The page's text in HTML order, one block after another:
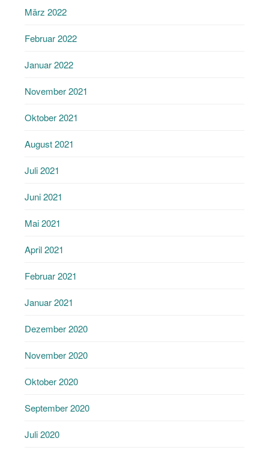
März 2022
Februar 2022
Januar 2022
November 2021
Oktober 2021
August 2021
Juli 2021
Juni 2021
Mai 2021
April 2021
Februar 2021
Januar 2021
Dezember 2020
November 2020
Oktober 2020
September 2020
Juli 2020